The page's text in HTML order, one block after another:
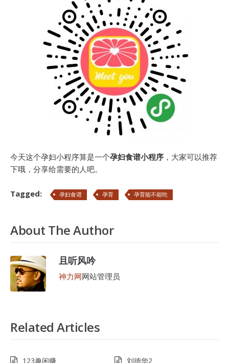
今天这个孕妇小程序算是一个孕妇食谱小程序 ，大家可以推荐
下哦，分享给需要的人吧。
Tagged: 孕妇食谱 孕育 孕育能不能吃
About The Author
且听风吟
神力网网站管理员
Related Articles
123趣闲赚
刘德华2